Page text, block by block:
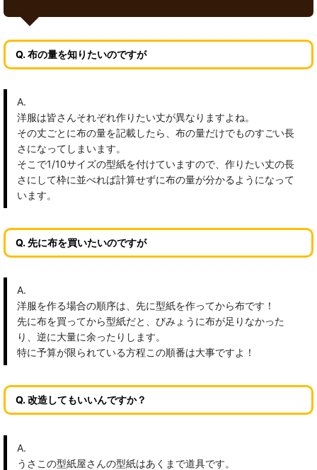
Q. 布の量を知りたいのですが
A.
洋服は皆さんそれぞれ作りたい丈が異なりますよね。
その丈ごとに布の量を記載したら、布の量だけでものすごい長
さになってしまいます。
そこで1/10サイズの型紙を付けていますので、作りたい丈の長
さにして枠に並べれば計算せずに布の量が分かるようになって
います。
Q. 先に布を買いたいのですが
A.
洋服を作る場合の順序は、先に型紙を作ってから布です！
先に布を買ってから型紙だと、びみょうに布が足りなかった
り、逆に大量に余ったりします。
特に予算が限られている方程この順番は大事ですよ！
Q. 改造してもいいんですか？
A.
うさこの型紙屋さんの型紙はあくまで道具です。